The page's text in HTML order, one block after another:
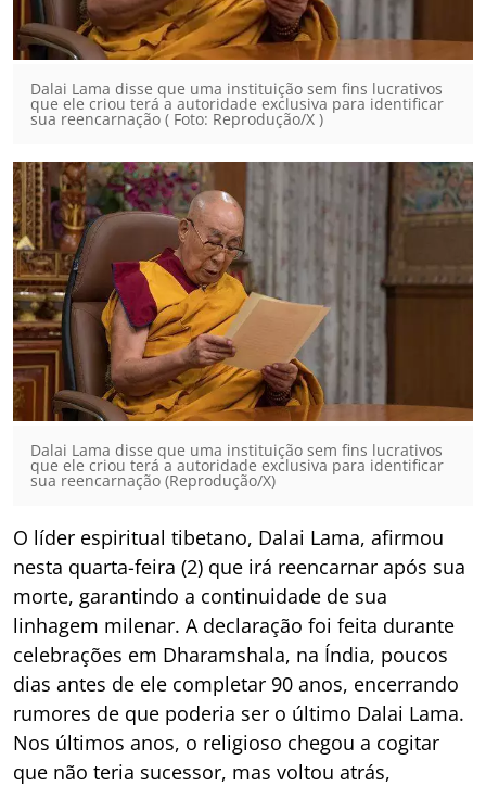
Dalai Lama disse que uma instituição sem fins lucrativos
que ele criou terá a autoridade exclusiva para identificar
sua reencarnação ( Foto: Reprodução/X )
Dalai Lama disse que uma instituição sem fins lucrativos
que ele criou terá a autoridade exclusiva para identificar
sua reencarnação (Reprodução/X)
O líder espiritual tibetano, Dalai Lama, afirmou
nesta quarta-feira (2) que irá reencarnar após sua
morte, garantindo a continuidade de sua
linhagem milenar. A declaração foi feita durante
celebrações em Dharamshala, na Índia, poucos
dias antes de ele completar 90 anos, encerrando
rumores de que poderia ser o último Dalai Lama.
Nos últimos anos, o religioso chegou a cogitar
que não teria sucessor, mas voltou atrás,